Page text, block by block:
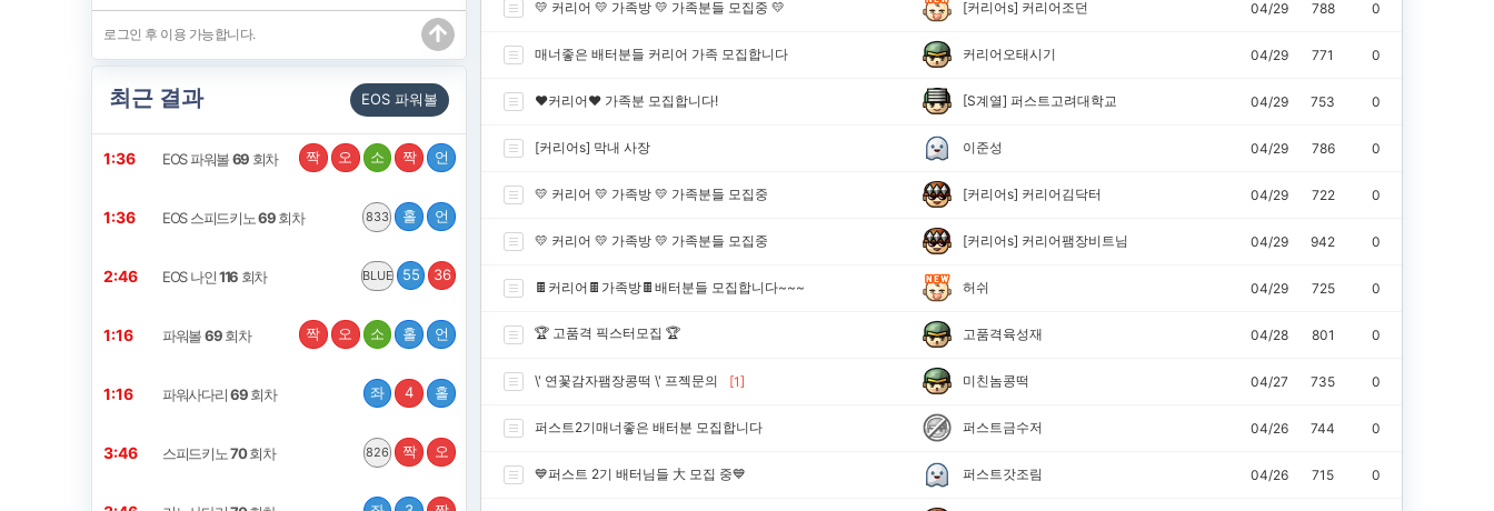
최근 결과 EOS 파워볼
1:35 EOS 파워볼69 회차 짝 오 소 짝 언
1:35 EOS 스피드키노69회차 833 홀 언
2:45 EOS 나인116 회차 BLUE 55 36
1:15 파워볼69회차 짝 오 소 홀 언
1:15 파워사다리69회차 좌 4 홀
3:45 스피드키노70회차 826 짝 오
💛 커리어 💛 가족방 💛 가족분들 모집중 💛 [커리어s] 커리어조던 04/29 788 0
매너좋은 배터분들 커리어 가족 모집합니다 커리어오태시기 04/29 771 0
❤️커리어❤️ 가족분 모집합니다! [S계열] 퍼스트고려대학교 04/29 753 0
[커리어s] 막내 사장 이준성 04/29 786 0
💛 커리어 💛 가족방 💛 가족분들 모집중 [커리어s] 커리어김닥터 04/29 722 0
💛 커리어 💛 가족방 💛 가족분들 모집중 [커리어s] 커리어팸장비트님 04/29 942 0
🍫커리어🍫가족방🍫배터분들 모집합니다~~~ 허쉬 04/29 725 0
🏆 고품격 픽스터모집 🏆 고품격육성재 04/28 801 0
\' 연꽃감자팸장콩떡 \' 프젝문의 [1] 미친놈콩떡 04/27 735 0
퍼스트2기매너좋은 배터분 모집합니다 퍼스트금수저 04/26 744 0
💙퍼스트 2기 배터님들 大 모집 중💙 퍼스트갓조림 04/26 715 0